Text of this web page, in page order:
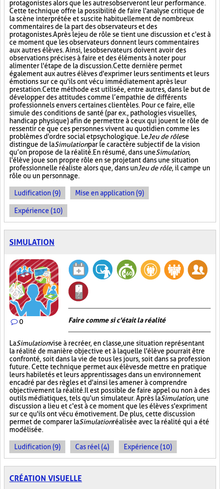
protagonistes alors que les autres observeront leur performance.
Cette technique offre la possibilité de faire l'analyse critique de
la scène interprétée et suscite habituellement de nombreux
commentaires de la part des observateurs et des
protagonistes. Après le jeu de rôle se tient une discussion et c'est à
ce moment que les observateurs donnent leurs commentaires
aux autres élèves. Ainsi, les observateurs doivent avoir des
observations précises à faire et des éléments à noter pour
alimenter l'étape de la discussion. Cette dernière permet
également aux autres élèves d'exprimer leurs sentiments et leurs
émotions sur ce qu'ils ont vécu immédiatement après leur
prestation. Cette méthode est utilisée, entre autres, dans le but de
développer des attitudes comme l’empathie de différents
professionnels envers certaines clientèles. Pour ce faire, elle
simule des conditions de santé (par ex., pathologies visuelles,
handicap physique) afin de permettre à ceux qui jouent le rôle de
ressentir ce que ces personnes vivent au quotidien comme les
problèmes d'ordre social et psychologique. LeJeu de rôlese
distingue de laSimulationpar le caractère subjectif de la vision
qu’on propose de la réalité. En résumé, dans uneSimulation,
l'élève joue son propre rôle en se projetant dans une situation
professionnelle réaliste alors que, dans unJeu de rôle, il campe un
rôle ou un personnage.
Ludification (9) Mise en application (9)
Expérience (10)
SIMULATION
0 Faire comme si c'était la réalité
LaSimulationvise à recréer, en classe, une situation représentant
la réalité de manière objective et à laquelle l'élève pourrait être
confronté, soit dans la vie de tous les jours, soit dans sa profession
future. Cette technique permet aux élèves de mettre en pratique
leurs habiletés et leurs apprentissages dans un environnement
encadré par des règles et d'ainsi les amener à comprendre
objectivement la réalité. Il est possible de faire appel ou non à des
outils médiatiques, tels qu'un simulateur. Après laSimulation, une
discussion a lieu et c'est à ce moment que les élèves s'expriment
sur ce qu'ils ont vécu émotivement. De plus, cette discussion
permet de comparer laSimulationréalisée avec la réalité qui a été
modélisée.
Ludification (9) Cas réel (4) Expérience (10)
CRÉATION VISUELLE